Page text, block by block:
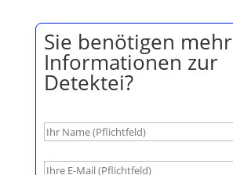
Sie benötigen mehr
Informationen zur
Detektei?